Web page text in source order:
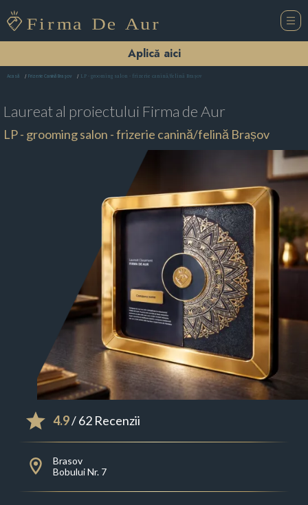
Aplică aici
Acasă Frizerie Canină Braşov LP - grooming salon - frizerie canină/felină Brașov
Laureat al proiectului Firma de Aur
LP - grooming salon - frizerie canină/felină Brașov
4.9/ 62 Recenzii
Brasov
Bobului Nr. 7